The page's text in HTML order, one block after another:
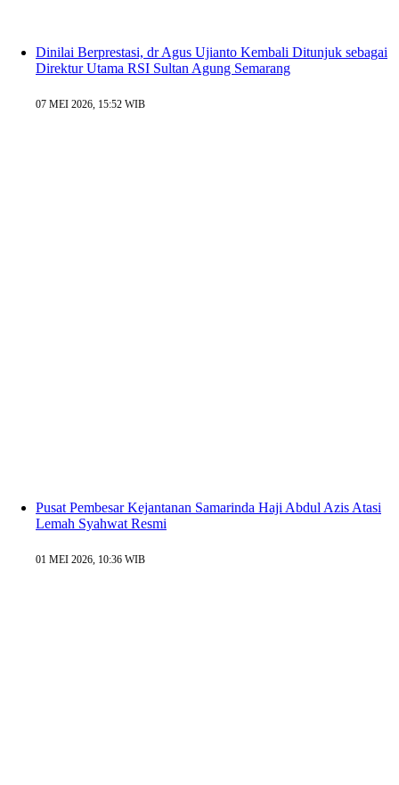
Dinilai Berprestasi, dr Agus Ujianto Kembali Ditunjuk sebagai
Direktur Utama RSI Sultan Agung Semarang
07 MEI 2026, 15:52 WIB
Pusat Pembesar Kejantanan Samarinda Haji Abdul Azis Atasi
Lemah Syahwat Resmi
01 MEI 2026, 10:36 WIB